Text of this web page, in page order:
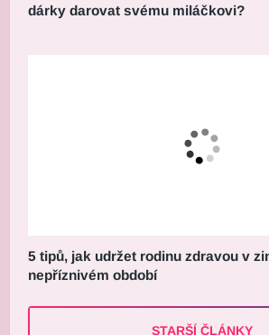
dárky darovat svému miláčkovi?
5 tipů, jak udržet rodinu zdravou v
nepříznivém období
STARŠÍ ČLÁNKY